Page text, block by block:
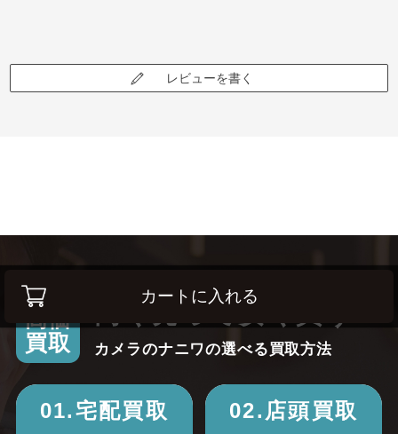
カートに入れる
レビューを書く
高価
買取
高く売って安く買う！
カメラのナニワの選べる買取方法
01.宅配買取 02.店頭買取